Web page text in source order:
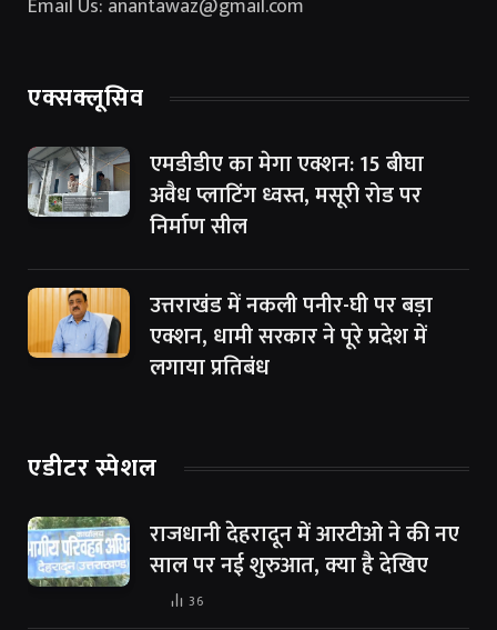
एक्सक्लूसिव
एमडीडीए का मेगा एक्शन: 15 बीघा
अवैध प्लाटिंग ध्वस्त, मसूरी रोड पर
निर्माण सील
उत्तराखंड में नकली पनीर-घी पर बड़ा
एक्शन, धामी सरकार ने पूरे प्रदेश में
लगाया प्रतिबंध
एडीटर स्पेशल
राजधानी देहरादून में आरटीओ ने की नए
साल पर नई शुरुआत, क्या है देखिए
36